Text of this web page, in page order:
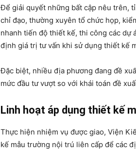
Để giải quyết những bất cập nêu trên,
chỉ đạo, thường xuyên tổ chức họp,
nhanh tiến độ thiết kế, thi công các dự
định giá trị tư vấn khi sử dụng thiết kế
Đặc biệt, nhiều địa phương đang đề
mức đầu tư vượt so với khái toán đề
Linh hoạt áp dụng thiết kế
Thực hiện nhiệm vụ được giao, Viện
kế mẫu trường nội trú liên cấp để các